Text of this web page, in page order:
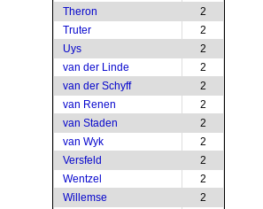
Theron
2
Truter
2
Uys
2
van der Linde
2
van der Schyff
2
van Renen
2
van Staden
2
van Wyk
2
Versfeld
2
Wentzel
2
Willemse
2